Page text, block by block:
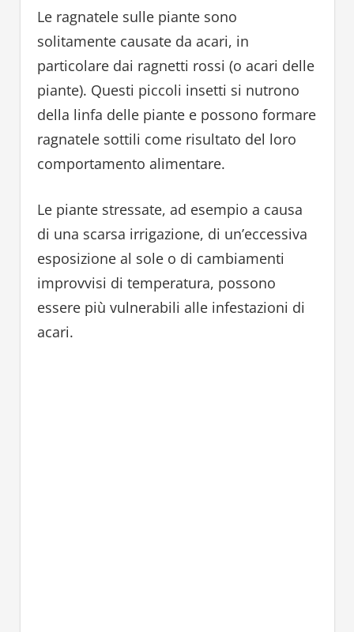
Le ragnatele sulle piante sono
solitamente causate da acari, in
particolare dai ragnetti rossi (o acari delle
piante). Questi piccoli insetti si nutrono
della linfa delle piante e possono formare
ragnatele sottili come risultato del loro
comportamento alimentare.
Le piante stressate, ad esempio a causa
di una scarsa irrigazione, di un’eccessiva
esposizione al sole o di cambiamenti
improvvisi di temperatura, possono
essere più vulnerabili alle infestazioni di
acari.